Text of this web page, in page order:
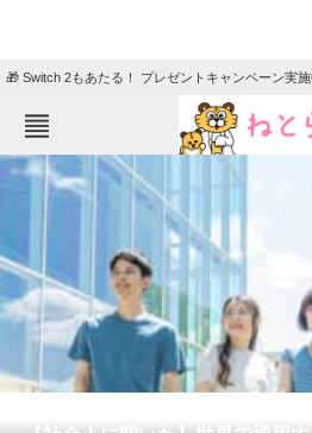
🎁 Switch 2もあたる！ プレゼントキャンペーン実施
ねとらぼメニュー
グルメ
住まい 教育
動物 リサ
会員記事